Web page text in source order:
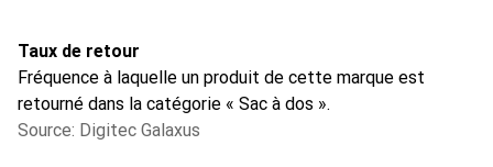
Taux de retour
Fréquence à laquelle un produit de cette marque est
retourné dans la catégorie « Sac à dos ».
Source: Digitec Galaxus